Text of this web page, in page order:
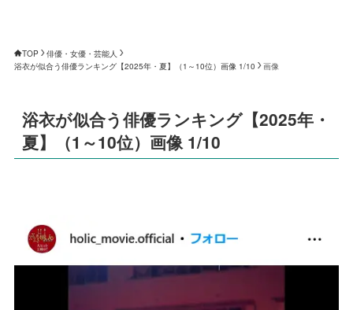
TOP
俳優・女優・芸能人
浴衣が似合う俳優ランキング【2025年・夏】（1～10位）画像 1/10
画像
浴衣が似合う俳優ランキング【2025年・
夏】（1～10位）画像 1/10